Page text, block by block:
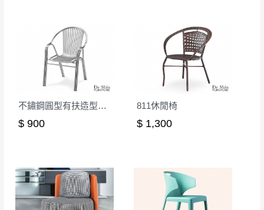
不鏽鋼圓型有扶造型椅(03)
$ 900
811休閒椅
$ 1,300